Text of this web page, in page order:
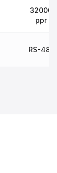
32000
ppr
RS-485